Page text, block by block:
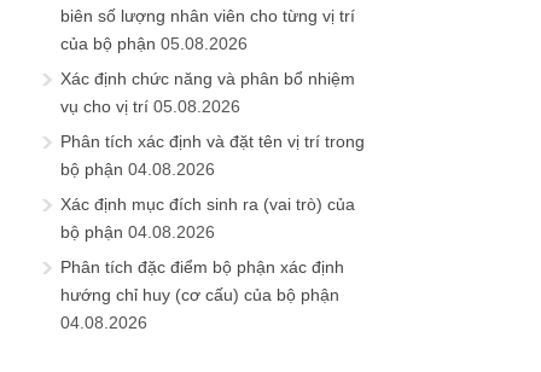
biên số lượng nhân viên cho từng vị trí
của bộ phận 05.08.2026
Xác định chức năng và phân bổ nhiệm
vụ cho vị trí 05.08.2026
Phân tích xác định và đặt tên vị trí trong
bộ phận 04.08.2026
Xác định mục đích sinh ra (vai trò) của
bộ phận 04.08.2026
Phân tích đặc điểm bộ phận xác định
hướng chỉ huy (cơ cấu) của bộ phận
04.08.2026